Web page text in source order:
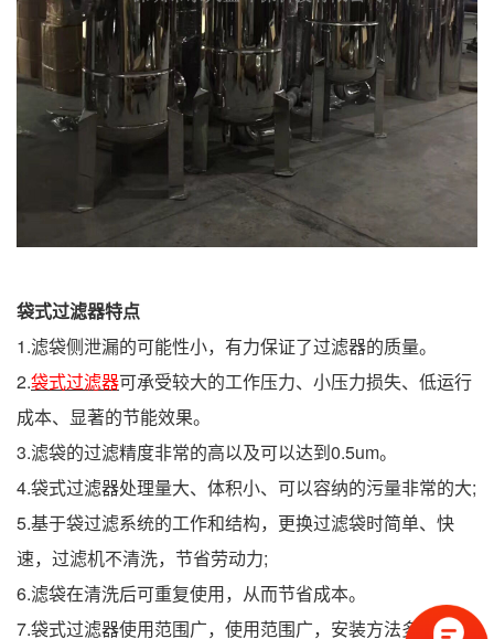
袋式过滤器特点
1.滤袋侧泄漏的可能性小，有力保证了过滤器的质量。
2.袋式过滤器可承受较大的工作压力、小压力损失、低运行
成本、显著的节能效果。
3.滤袋的过滤精度非常的高以及可以达到0.5um。
4.袋式过滤器处理量大、体积小、可以容纳的污量非常的大;
5.基于袋过滤系统的工作和结构，更换过滤袋时简单、快
速，过滤机不清洗，节省劳动力;
6.滤袋在清洗后可重复使用，从而节省成本。
7.袋式过滤器使用范围广，使用范围广，安装方法多种多。